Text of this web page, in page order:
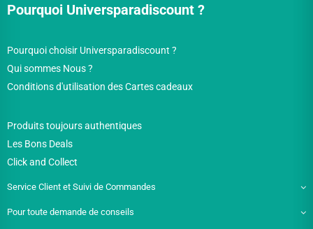
Pourquoi Universparadiscount ?
Pourquoi choisir Universparadiscount ?
Qui sommes Nous ?
Conditions d'utilisation des Cartes cadeaux
Produits toujours authentiques
Les Bons Deals
Click and Collect
Service Client et Suivi de Commandes
Pour toute demande de conseils